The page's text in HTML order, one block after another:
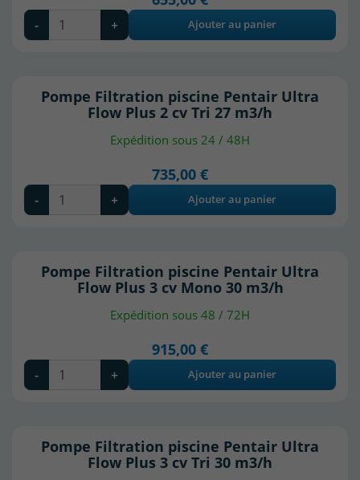
(7 avis)
- + Ajouter au panier
Pompe Filtration piscine Pentair Ultra
Flow Plus 2 cv Tri 27 m3/h
Expédition sous 24 / 48H
735,00 €
- + Ajouter au panier
Pompe Filtration piscine Pentair Ultra
Flow Plus 3 cv Mono 30 m3/h
Expédition sous 48 / 72H
915,00 €
- + Ajouter au panier
Pompe Filtration piscine Pentair Ultra
Flow Plus 3 cv Tri 30 m3/h